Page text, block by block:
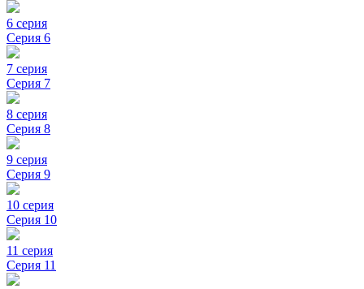
6 серия
Серия 6
7 серия
Серия 7
8 серия
Серия 8
9 серия
Серия 9
10 серия
Серия 10
11 серия
Серия 11